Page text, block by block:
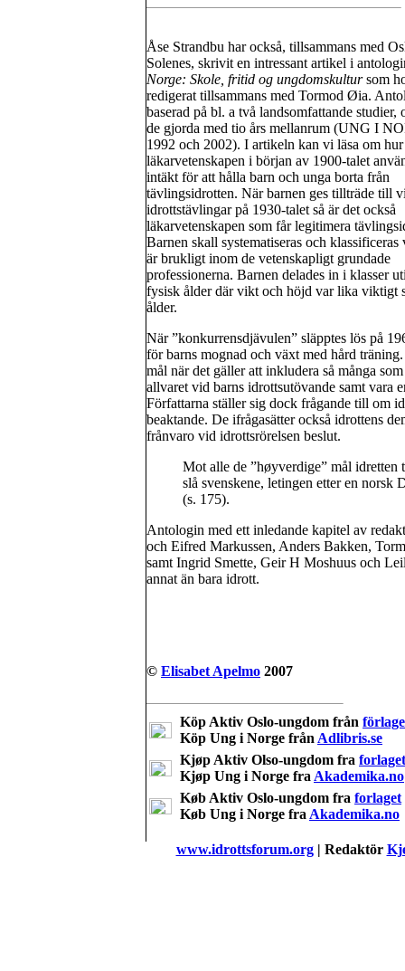
Åse Strandbu har också, tillsammans med
Solenes, skrivit en intressant artikel i
Norge: Skole, fritid og ungdomskultursom
redigerat tillsammans med Tormod Øia.
baserad på bl. a två landsomfattande studier,
de gjorda med tio års mellanrum (UNG I
1992 och 2002). I artikeln kan vi läsa om hur
läkarvetenskapen i början av 1900-talet
intäkt för att hålla barn och unga borta från
tävlingsidrotten. När barnen ges tillträde till
idrottstävlingar på 1930-talet så är det också
läkarvetenskapen som får legitimera
Barnen skall systematiseras och klassificeras
är brukligt inom de vetenskapligt grundade
professionerna. Barnen delades in i klasser
fysisk ålder där vikt och höjd var lika viktigt
ålder.
När ”konkurrensdjävulen” släpptes lös på
för barns mognad och växt med hård
mål när det gäller att inkludera så många
allvaret vid barns idrottsutövande samt vara
Författarna ställer sig dock frågande till om
beaktande. De ifrågasätter också idrottens
frånvaro vid idrottsrörelsen beslut.
Mot alle de ”høyverdige” mål idretten
slå svenskene, letingen etter en
(s. 175).
Antologin med ett inledande kapitel av
och Eifred Markussen, Anders Bakken,
samt Ingrid Smette, Geir H Moshuus och
annat än bara idrott.
© Elisabet Apelmo 2007
Köp Aktiv Oslo-ungdom från
Köp Ung i Norge från Adlibris.se
Kjøp Aktiv Olso-ungdom fra forlaget
Kjøp Ung i Norge fra Akademika.no
Køb Aktiv Oslo-ungdom fra forlaget
Køb Ung i Norge fra Akademika.no
www.idrottsforum.org| Redaktör